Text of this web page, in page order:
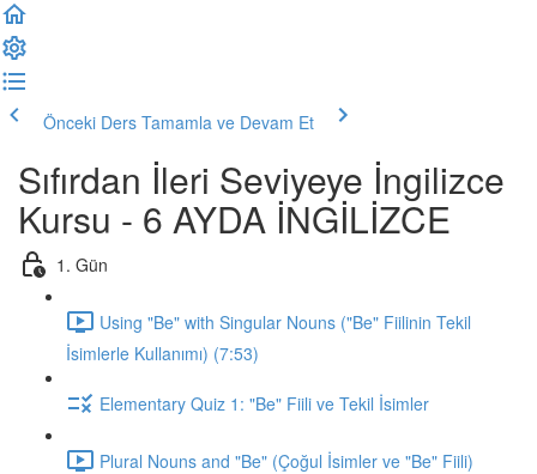
Önceki Ders Tamamla ve Devam Et
Sıfırdan İleri Seviyeye İngilizce
Kursu - 6 AYDA İNGİLİZCE
1. Gün
Using "Be" with Singular Nouns ("Be" Fiilinin Tekil
İsimlerle Kullanımı) (7:53)
Elementary Quiz 1: "Be" Fiili ve Tekil İsimler
Plural Nouns and "Be" (Çoğul İsimler ve "Be" Fiili)